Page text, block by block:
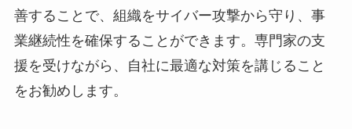
善することで、組織をサイバー攻撃から守り、事
業継続性を確保することができます。専門家の支
援を受けながら、自社に最適な対策を講じること
をお勧めします。